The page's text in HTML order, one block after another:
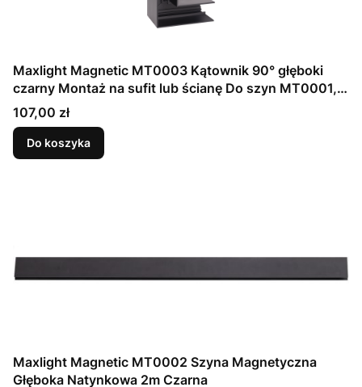
Maxlight Magnetic MT0003 Kątownik 90° głęboki
czarny Montaż na sufit lub ścianę Do szyn MT0001,
MT0002
Cena
107,00 zł
Do koszyka
Maxlight Magnetic MT0002 Szyna Magnetyczna
Głęboka Natynkowa 2m Czarna